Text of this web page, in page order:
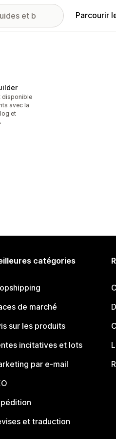
Parcourir
disponible
avec la
et
catégories
de marché
sur les produits
incitatives et lots
par e-mail
et traduction